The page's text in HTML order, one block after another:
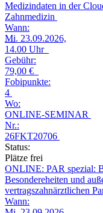
Medizindaten in der
Zahnmedizin
Wann:
Mi. 23.09.2026,
14.00 Uhr
Gebühr:
79,00 €
Fobipunkte:
4
Wo:
ONLINE-SEMINAR
Nr.:
26FKT20706
Status:
Plätze frei
ONLINE: PAR spezial:
Besondereheiten und
vertragszahnärztlichen
Wann: